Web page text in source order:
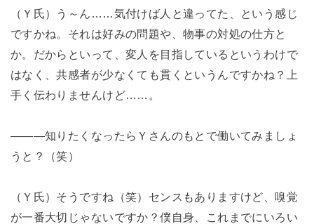
（Ｙ氏）う～ん……気付けば人と違ってた、という感じ
ですかね。それは好みの問題や、物事の対処の仕方と
か。だからといって、変人を目指しているというわけで
はなく、共感者が少なくても貫くというんですかね？上
手く伝わりませんけど……。
―――知りたくなったらＹさんのもとで働いてみましょ
うと？（笑）
（Ｙ氏）そうですね（笑）センスもありますけど、嗅覚
が一番大切じゃないですか？僕自身、これまでにいろい